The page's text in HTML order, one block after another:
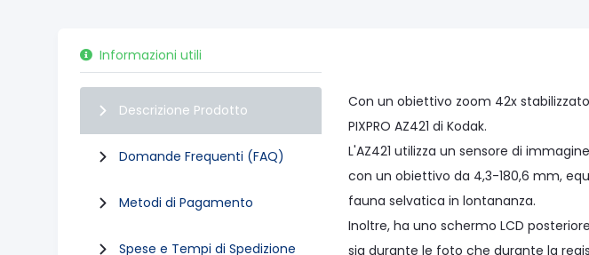
Informazioni utili
Descrizione Prodotto
Domande Frequenti (FAQ)
Metodi di Pagamento
Spese e Tempi di Spedizione
Con un obiettivo zoom 42x
PIXPRO AZ421 di Kodak.
L'AZ421 utilizza un sensore di
con un obiettivo da 4,3-180,6 mm,
fauna selvatica in lontananza.
Inoltre, ha uno schermo LCD
sia durante le foto che durante la